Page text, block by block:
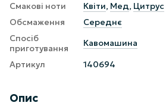
Смакові ноти
Квіти, Мед, Цитрус
Обсмаження
Середнє
Спосіб
приготування
Кавомашина
Артикул
140694
Опис